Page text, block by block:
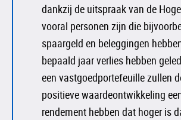
dankzij de uitspraak van de
vooral personen zijn die
spaargeld en beleggingen
bepaald jaar verlies hebben
een vastgoedportefeuille zullen
positieve waardeontwikkeling
rendement hebben dat hoger is